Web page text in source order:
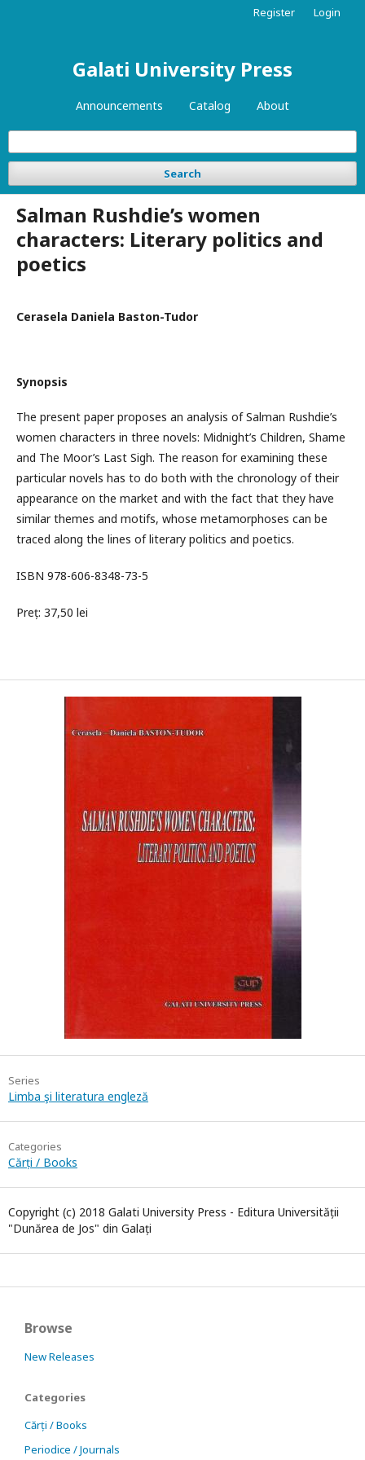
Galati University Press
Announcements Catalog About
Search
Register Login
Salman Rushdie’s women
characters: Literary politics and
poetics
Cerasela Daniela Baston-Tudor
Synopsis
The present paper proposes an analysis of Salman Rushdie’s
women characters in three novels: Midnight’s Children, Shame
and The Moor’s Last Sigh. The reason for examining these
particular novels has to do both with the chronology of their
appearance on the market and with the fact that they have
similar themes and motifs, whose metamorphoses can be
traced along the lines of literary politics and poetics.
ISBN 978-606-8348-73-5
Preț: 37,50 lei
Series
Limba şi literatura engleză
Categories
Cărți / Books
Copyright (c) 2018 Galati University Press - Editura Universității
"Dunărea de Jos" din Galați
Browse
New Releases
Categories
Cărți / Books
Periodice / Journals